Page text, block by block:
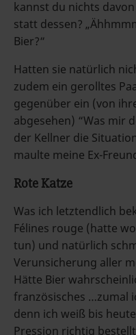
kannst du nichts
statt dessen?
Bier?“
Hatten sie natürlich
zudem ein gerolltes
gegenüber ein (von
abgesehen) “Was mir
der Kellner die
maulte meine Ex-
Rote Katze
Was ich letztendlich
Félines rouge (hatte
tun) und natürlich
Verunsicherung aller
Hätte Bier
französisches …zumal
denn ich weiß bis
Pression richtig